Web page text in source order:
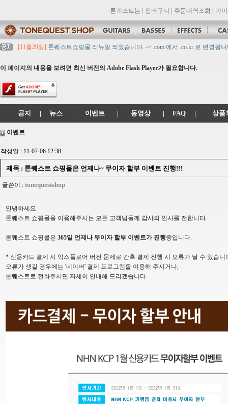
톤퀘스트는 장바구니 주문내역조회 마
[11월29일] 톤퀘스트쇼핑몰 리뉴얼 되었습니다. -> .com 에서 .co.kr 로 변경됩
[11월29일][대리점 모집] Gretsch, Jackson 대리점 모집!! 그레치기타, 잭슨기타
[11월29일]
2021년 추석 영업 시간 & 배송 공지
이 페이지의 내용을 보려면 최신 버전의 Adobe Flash Player가 필요합니다.
공지 | 뉴스 | 이벤트 | 동영상 | FAQ | 상품
이벤트
작성일 : 11-07-06 12:38
제목 : 톤퀘스트 쇼핑몰은 언제나~ 무이자 할부 이벤트 진행!!!
글쓴이 : tonequestshop
안녕하세요.
톤퀘스트 쇼핑몰을 이용해주시는 모든 고객님들께 감사의 인사를 전합니다.
톤퀘스트 쇼핑몰은 365일 언제나 무이자 할부 이벤트가 진행중입니다.
* 신용카드 결제 시 익스플로어 버전 문제로 간혹 결제 진행 시 오류가 날 수 있습니
오류가 생길 경우에는 '네이버' 결제 프로그램을 이용해 주시거나,
톤퀘스트로 전화주시면 자세히 안내해 드리겠습니다.